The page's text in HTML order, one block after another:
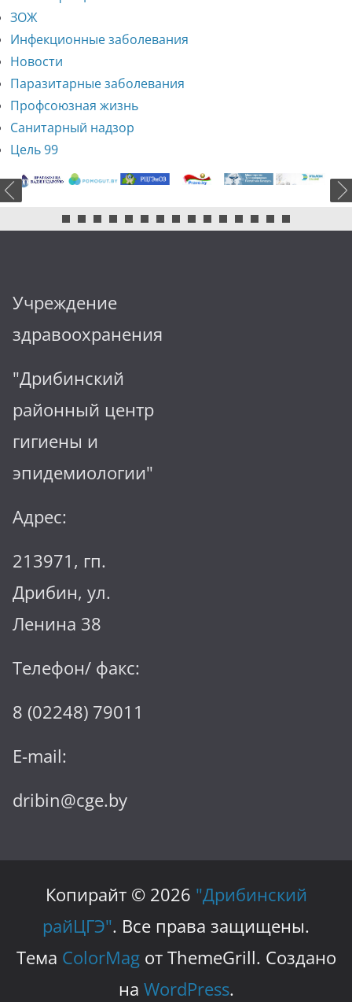
ЗОЖ
Инфекционные заболевания
Новости
Паразитарные заболевания
Профсоюзная жизнь
Санитарный надзор
Цель 99
Учреждение
здравоохранения
"Дрибинский
районный центр
гигиены и
эпидемиологии"
Адрес:
213971, гп.
Дрибин, ул.
Ленина 38
Телефон/ факс:
8 (02248) 79011
E-mail:
dribin@cge.by
Копирайт © 2026 "Дрибинский
райЦГЭ". Все права защищены.
Тема ColorMagот ThemeGrill. Создано
на WordPress.